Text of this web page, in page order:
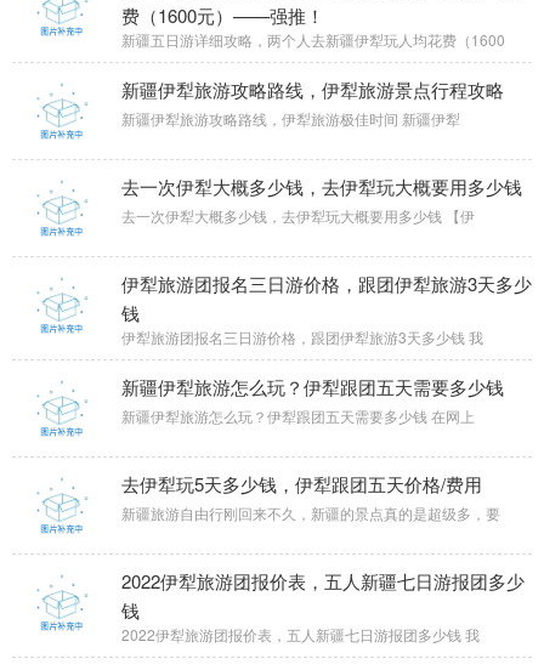
费（1600元）——强推！
新疆五日游详细攻略，两个人去新疆伊犁玩人均花费（1600
新疆伊犁旅游攻略路线，伊犁旅游景点行程攻略
新疆伊犁旅游攻略路线，伊犁旅游极佳时间 新疆伊犁
去一次伊犁大概多少钱，去伊犁玩大概要用多少钱
去一次伊犁大概多少钱，去伊犁玩大概要用多少钱 【伊
伊犁旅游团报名三日游价格，跟团伊犁旅游3天多少
钱
伊犁旅游团报名三日游价格，跟团伊犁旅游3天多少钱 我
新疆伊犁旅游怎么玩？伊犁跟团五天需要多少钱
新疆伊犁旅游怎么玩？伊犁跟团五天需要多少钱 在网上
去伊犁玩5天多少钱，伊犁跟团五天价格/费用
新疆旅游自由行刚回来不久，新疆的景点真的是超级多，要
2022伊犁旅游团报价表，五人新疆七日游报团多少
钱
2022伊犁旅游团报价表，五人新疆七日游报团多少钱 我